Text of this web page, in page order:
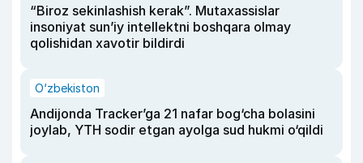
“Biroz sekinlashish kerak”. Mutaxassislar
insoniyat sun’iy intellektni boshqara olmay
qolishidan xavotir bildirdi
O‘zbekiston
Andijonda Tracker’ga 21 nafar bog‘cha bolasini
joylab, YTH sodir etgan ayolga sud hukmi o‘qildi